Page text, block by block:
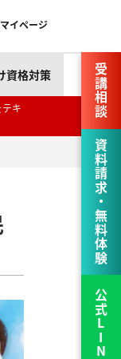
マイページ
資格対策
キ 受講相談
資料請求・無料体験
公式LINE